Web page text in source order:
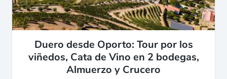
Duero desde Oporto: Tour por los
viñedos, Cata de Vino en 2 bodegas,
Almuerzo y Crucero